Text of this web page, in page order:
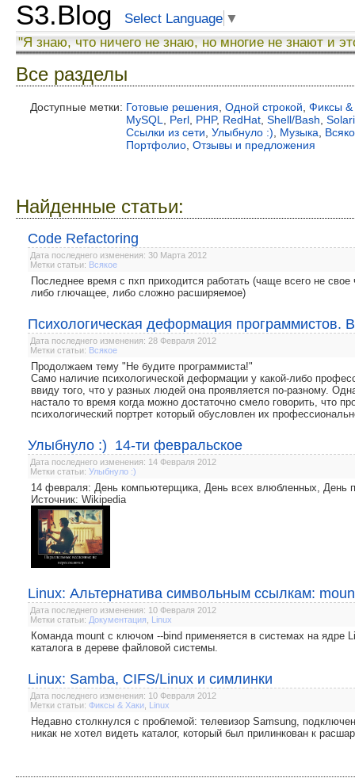
S3.Blog Select Language ▼
"Я знаю, что ничего не знаю, но многие не знают и
Все разделы
Доступные метки: Готовые решения Одной строкой Фиксы &
MySQL
Perl PHP, RedHat Shell/Bash
Ссылки из сети Улыбнуло :) Музыка
Портфолио Отзывы и предложения
Найденные статьи:
Code Refactoring
Дата последнего изменения: 30 Марта 2012
Метки статьи: Всякое
Последнее время с пхп приходится работать (чаще всего не
либо глючащее, либо сложно расширяемое)
Психологическая деформация программистов.
Дата последнего изменения: 28 Февраля 2012
Метки статьи: Всякое
Продолжаем тему "Не будите программиста!"
Само наличие психологической деформации у какой-либо
ввиду того, что у разных людей она проявляется по-разному.
настало то время когда можно достаточно смело говорить, что
психологический портрет который обусловлен их
Улыбнуло :) 14-ти февральское
Дата последнего изменения: 14 Февраля 2012
Метки статьи: Улыбнуло :)
14 февраля: День компьютерщика, День всех влюбленных, День
Источник: Wikipedia
Linux: Альтернатива символьным ссылкам:
Дата последнего изменения: 10 Февраля 2012
Метки статьи: Документация Linux
Команда mount с ключом --bind применяется в системах на ядре
каталога в дереве файловой системы.
Linux: Samba, CIFS/Linux и симлинки
Дата последнего изменения: 10 Февраля 2012
Метки статьи: Фиксы & Хаки Linux
Недавно столкнулся с проблемой: телевизор Samsung,
никак не хотел видеть каталог, который был прилинкован к